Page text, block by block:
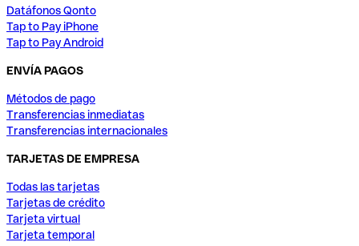
Datáfonos Qonto
Tap to Pay iPhone
Tap to Pay Android
ENVÍA PAGOS
Métodos de pago
Transferencias inmediatas
Transferencias internacionales
TARJETAS DE EMPRESA
Todas las tarjetas
Tarjetas de crédito
Tarjeta virtual
Tarjeta temporal